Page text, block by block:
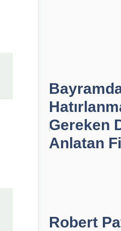
Gereken
Anlatan
Robert